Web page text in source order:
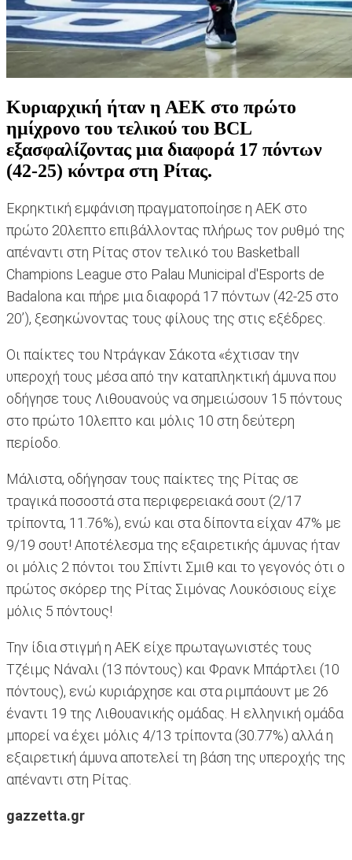
Κυριαρχική ήταν η ΑΕΚ στο πρώτο
ημίχρονο του τελικού του BCL
εξασφαλίζοντας μια διαφορά 17 πόντων
(42-25) κόντρα στη Ρίτας.
Εκρηκτική εμφάνιση πραγματοποίησε η ΑΕΚ στο
πρώτο 20λεπτο επιβάλλοντας πλήρως τον ρυθμό της
απέναντι στη Ρίτας στον τελικό του Basketball
Champions League στο Palau Municipal d'Esports de
Badalona και πήρε μια διαφορά 17 πόντων (42-25 στο
20’), ξεσηκώνοντας τους φίλους της στις εξέδρες.
Οι παίκτες του Ντράγκαν Σάκοτα «έχτισαν την
υπεροχή τους μέσα από την καταπληκτική άμυνα που
οδήγησε τους Λιθουανούς να σημειώσουν 15 πόντους
στο πρώτο 10λεπτο και μόλις 10 στη δεύτερη
περίοδο.
Μάλιστα, οδήγησαν τους παίκτες της Ρίτας σε
τραγικά ποσοστά στα περιφερειακά σουτ (2/17
τρίποντα, 11.76%), ενώ και στα δίποντα είχαν 47% με
9/19 σουτ! Αποτέλεσμα της εξαιρετικής άμυνας ήταν
οι μόλις 2 πόντοι του Σπίντι Σμιθ και το γεγονός ότι ο
πρώτος σκόρερ της Ρίτας Σιμόνας Λουκόσιους είχε
μόλις 5 πόντους!
Την ίδια στιγμή η ΑΕΚ είχε πρωταγωνιστές τους
Τζέιμς Νάναλι (13 πόντους) και Φρανκ Μπάρτλει (10
πόντους), ενώ κυριάρχησε και στα ριμπάουντ με 26
έναντι 19 της Λιθουανικής ομάδας. Η ελληνική ομάδα
μπορεί να έχει μόλις 4/13 τρίποντα (30.77%) αλλά η
εξαιρετική άμυνα αποτελεί τη βάση της υπεροχής της
απέναντι στη Ρίτας.
gazzetta.gr